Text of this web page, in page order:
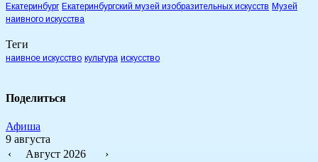
Екатеринбург Екатеринбургский музей изобразительных искусств Музей
наивного искусства
Теги
наивное искусство культура искусство
Поделиться
Афиша
9 августа
‹
Август 2026
›